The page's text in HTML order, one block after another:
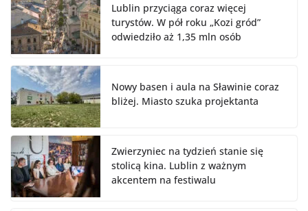
Lublin przyciąga coraz więcej
turystów. W pół roku „Kozi gród”
odwiedziło aż 1,35 mln osób
Nowy basen i aula na Sławinie coraz
bliżej. Miasto szuka projektanta
Zwierzyniec na tydzień stanie się
stolicą kina. Lublin z ważnym
akcentem na festiwalu